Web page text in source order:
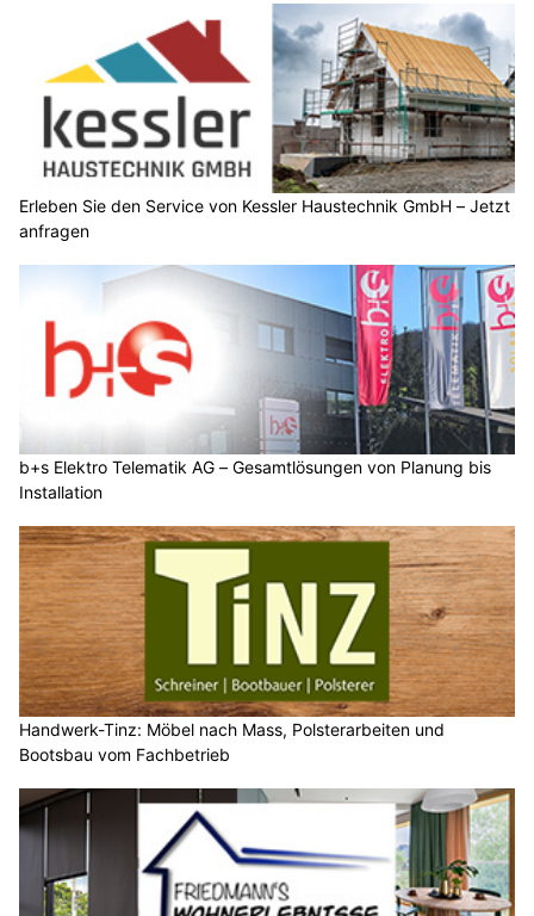
Erleben Sie den Service von Kessler Haustechnik GmbH – Jetzt
anfragen
b+s Elektro Telematik AG – Gesamtlösungen von Planung bis
Installation
Handwerk-Tinz: Möbel nach Mass, Polsterarbeiten und
Bootsbau vom Fachbetrieb